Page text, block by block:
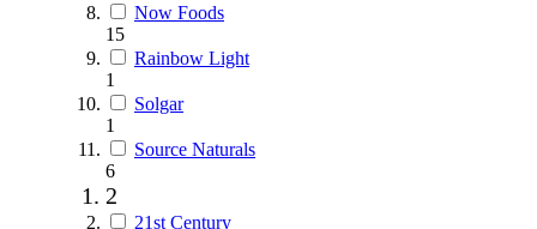
Now Foods
15
Rainbow Light
1
Solgar
1
Source Naturals
6
2
21st Century